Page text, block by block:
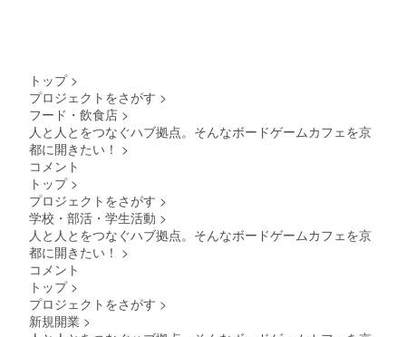
で、ご
トップ >
プロジェクトをさがす >
フード・飲食店 >
人と人とをつなぐハブ拠点。そんなボードゲームカフェを京
都に開きたい！ >
コメント
トップ >
プロジェクトをさがす >
学校・部活・学生活動 >
人と人とをつなぐハブ拠点。そんなボードゲームカフェを京
都に開きたい！ >
コメント
トップ >
プロジェクトをさがす >
新規開業 >